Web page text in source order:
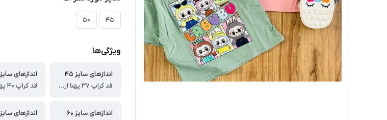
۴۵ ۵۰
ویژگی‌ها
اندازهای سایز ۴۵
قد کراپ ۳۷ پهنا از یکطرف ۳۴ سانت
اندازهای سایز ۵۰
اندازهای سایز ۶۰
اندازهای سایز ۶۵